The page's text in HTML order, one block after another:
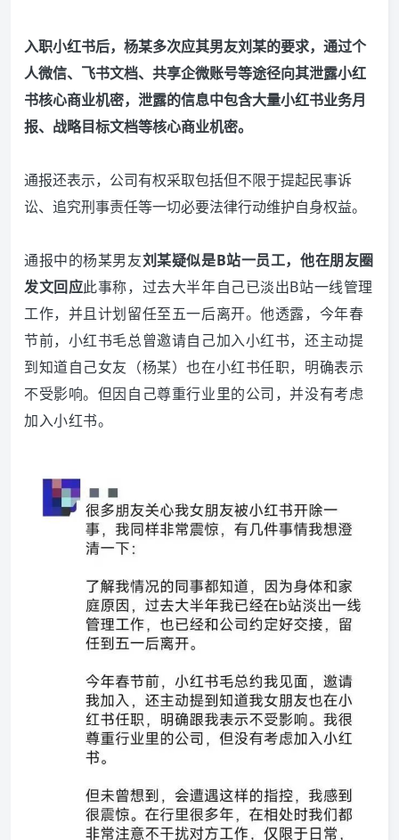
入职小红书后，杨某多次应其男友刘某的要求，通过个
人微信、飞书文档、共享企微账号等途径向其泄露小红
书核心商业机密，泄露的信息中包含大量小红书业务月
报、战略目标文档等核心商业机密。
通报还表示，公司有权采取包括但不限于提起民事诉
讼、追究刑事责任等一切必要法律行动维护自身权益。
通报中的杨某男友刘某疑似是B站一员工，他在朋友圈
发文回应此事称，过去大半年自己已淡出B站一线管理
工作，并且计划留任至五一后离开。他透露，今年春
节前，小红书毛总曾邀请自己加入小红书，还主动提
到知道自己女友（杨某）也在小红书任职，明确表示
不受影响。 但因自己尊重行业里的公司，并没有考虑
加入小红书。